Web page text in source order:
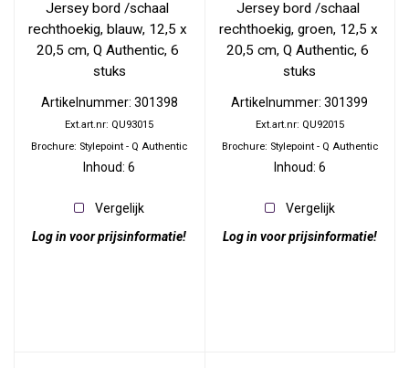
Jersey bord /schaal
rechthoekig, blauw, 12,5 x
20,5 cm, Q Authentic, 6
stuks
Artikelnummer: 301398
Ext.art.nr: QU93015
Brochure: Stylepoint - Q Authentic
Inhoud: 6
Vergelijk
Log in voor prijsinformatie!
Jersey bord /schaal
rechthoekig, groen, 12,5 x
20,5 cm, Q Authentic, 6
stuks
Artikelnummer: 301399
Ext.art.nr: QU92015
Brochure: Stylepoint - Q Authentic
Inhoud: 6
Vergelijk
Log in voor prijsinformatie!